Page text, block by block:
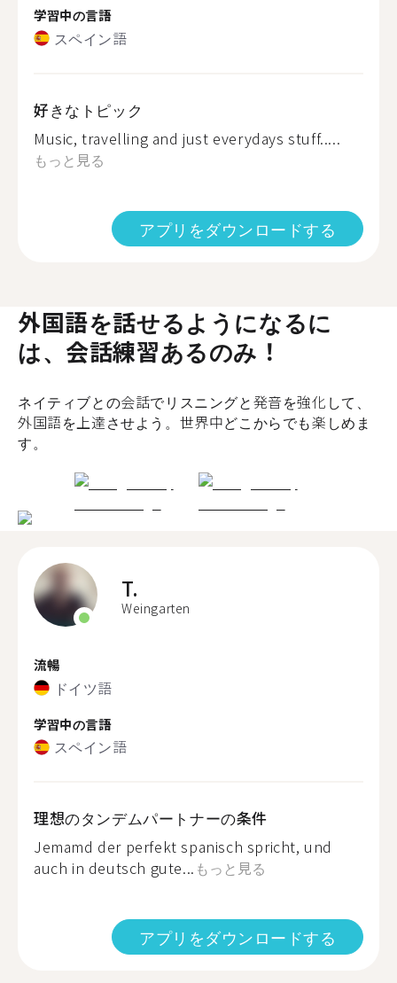
学習中の言語
スペイン語
好きなトピック
Music, travelling and just everydays stuff.....
もっと見る
アプリをダウンロードする
外国語を話せるようになるに
は、会話練習あるのみ！
ネイティブとの会話でリスニングと発音を強化して、
外国語を上達させよう。世界中どこからでも楽しめま
す。
T.
Weingarten
流暢
ドイツ語
学習中の言語
スペイン語
理想のタンデムパートナーの条件
Jemamd der perfekt spanisch spricht, und
auch in deutsch gute... もっと見る
アプリをダウンロードする